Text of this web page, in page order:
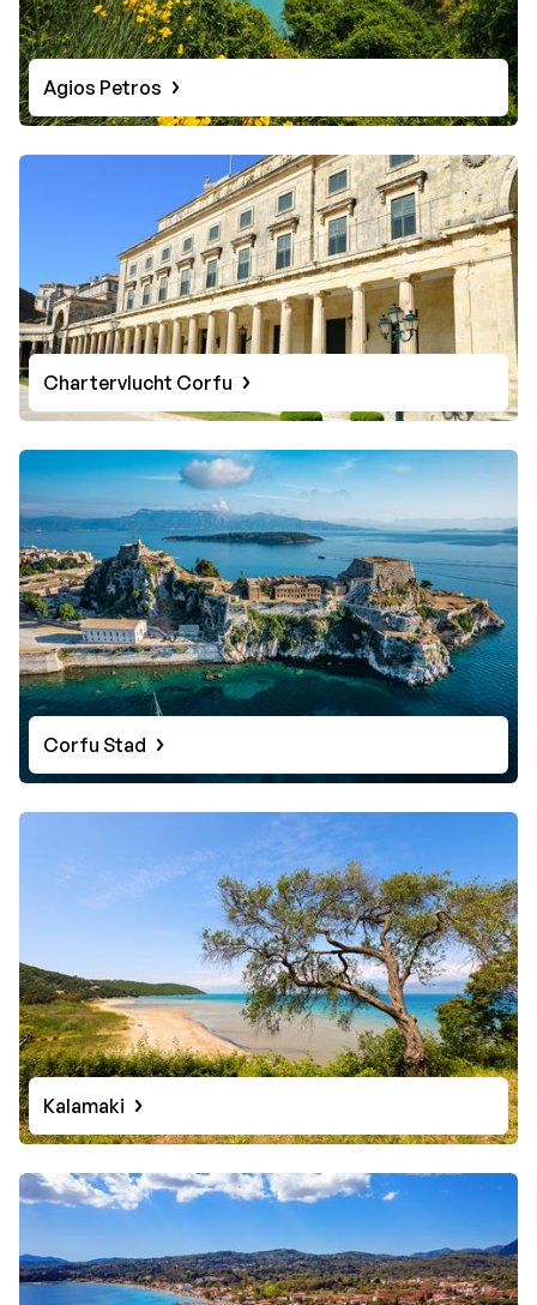
Agios Petros
Chartervlucht Corfu
Corfu Stad
Kalamaki